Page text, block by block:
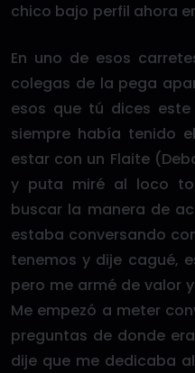
chico bajo perfil ahora
En uno de esos
colegas de la pega
esos que tú dices
siempre había tenido
estar con un Flaite
y puta miré al loco
buscar la manera de
estaba conversando
tenemos y dije cagué,
pero me armé de valor
Me empezó a meter
preguntas de donde
dije que me dedicaba